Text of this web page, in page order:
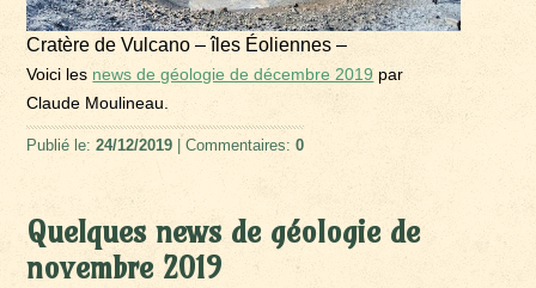
Cratère de Vulcano – îles Éoliennes –
Voici les news de géologie de décembre 2019 par
Claude Moulineau.
Publié le:24/12/2019 | Commentaires:0
Quelques news de géologie de
novembre 2019